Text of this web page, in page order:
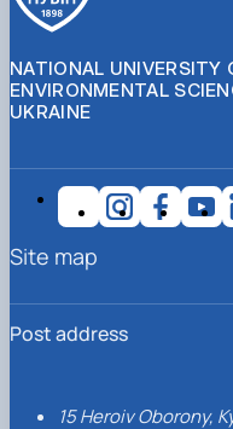
NATIONAL UNIVERSITY
ENVIRONMENTAL
UKRAINE
Post address
15 Heroiv Oborony,
Site map